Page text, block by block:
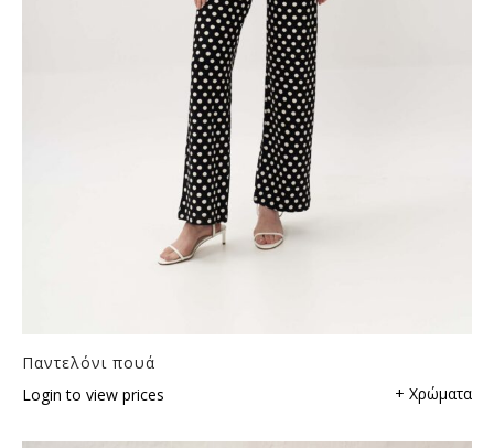
Παντελόνι πουά
Login to view prices
+ Χρώματα